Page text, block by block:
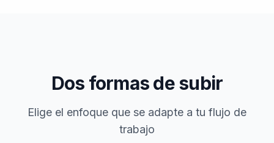
Dos formas de subir
Elige el enfoque que se adapte a tu flujo de
trabajo